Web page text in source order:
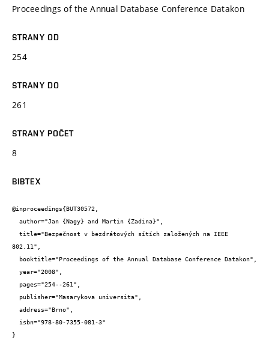
Proceedings of the Annual Database Conference Datakon
STRANY OD
254
STRANY DO
261
STRANY POČET
8
BIBTEX
@inproceedings{BUT30572,
802.11",
}